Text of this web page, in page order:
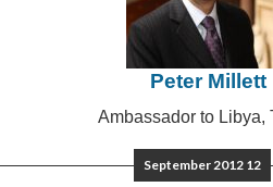
Peter Millett
Ambassador to Libya,
12 September 2012